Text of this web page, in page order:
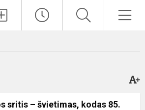
sritis – švietimas, kodas 85.